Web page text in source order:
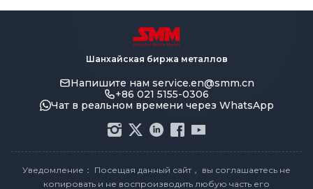
Шанхайская биржа металлов
Напишите нам service.en@smm.cn
+86 021 5155-0306
Чат в реальном времени через WhatsApp
Уведомление： Посещая данный сайт， вы соглашаетесь не
копировать и не воспроизводить любую часть его